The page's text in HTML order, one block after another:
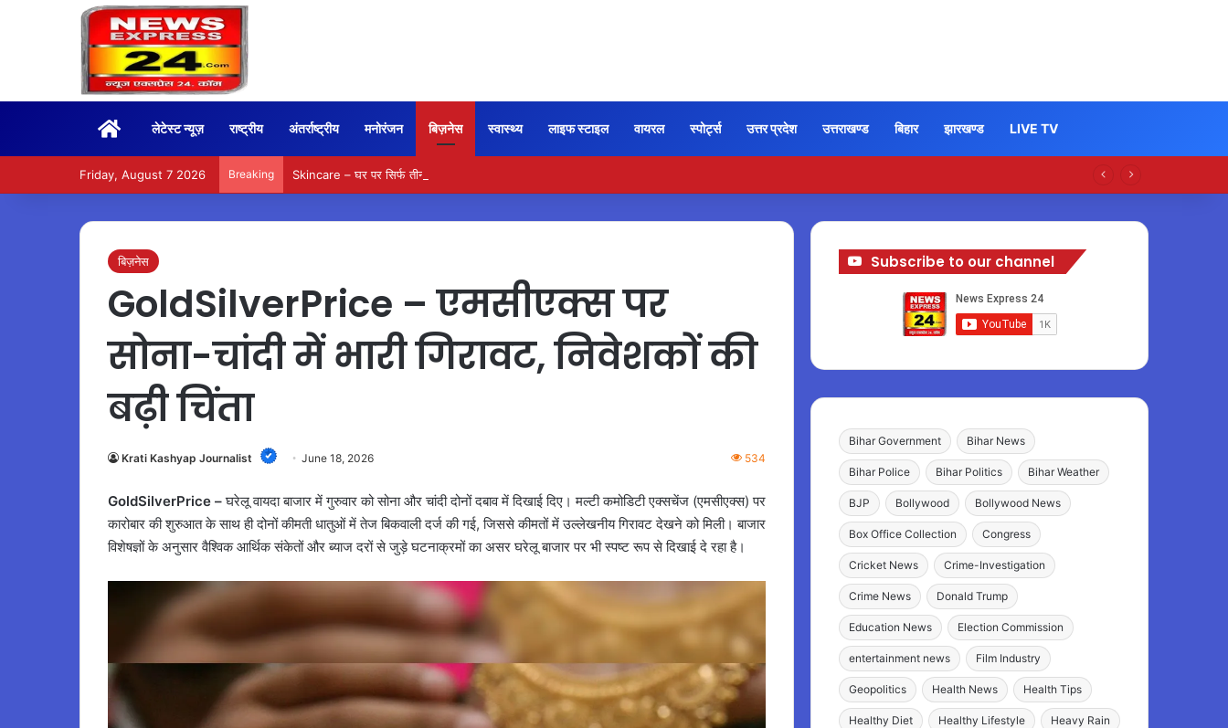
Homeलेटेस्ट न्यूज़ राष्ट्रीय अंतर्राष्ट्रीय मनोरंजन बिज़नेस स्वास्थ्य लाइफ स्टाइल वायरल स्पोर्ट्स उत्तर प्रदेश उत्तराखण्ड बिहार झारखण्ड LIVE TV
Friday, August 7 2026 Breaking Skincare – घर पर सिर्फ तीन आसान स्टेप में करें नेचुरल फेशियल
बिज़नेस
GoldSilverPrice – एमसीएक्स पर
सोना-चांदी में भारी गिरावट, निवेशकों की
बढ़ी चिंता
Krati Kashyap Journalist June 18, 2026 534
GoldSilverPrice –घरेलू वायदा बाजार में गुरुवार को सोना और चांदी दोनों दबाव में दिखाई दिए। मल्टी कमोडिटी एक्सचेंज (एमसीएक्स) पर
कारोबार की शुरुआत के साथ ही दोनों कीमती धातुओं में तेज बिकवाली दर्ज की गई, जिससे कीमतों में उल्लेखनीय गिरावट देखने को मिली। बाजार
विशेषज्ञों के अनुसार वैश्विक आर्थिक संकेतों और ब्याज दरों से जुड़े घटनाक्रमों का असर घरेलू बाजार पर भी स्पष्ट रूप से दिखाई दे रहा है।
Subscribe to our channel
Bihar Government Bihar News
Bihar Police Bihar Politics Bihar Weather
BJP Bollywood Bollywood News
Box Office Collection Congress
Cricket News Crime-Investigation
Crime News Donald Trump
Education News Election Commission
entertainment news Film Industry
Geopolitics Health News Health Tips
Healthy Diet Healthy Lifestyle Heavy Rain